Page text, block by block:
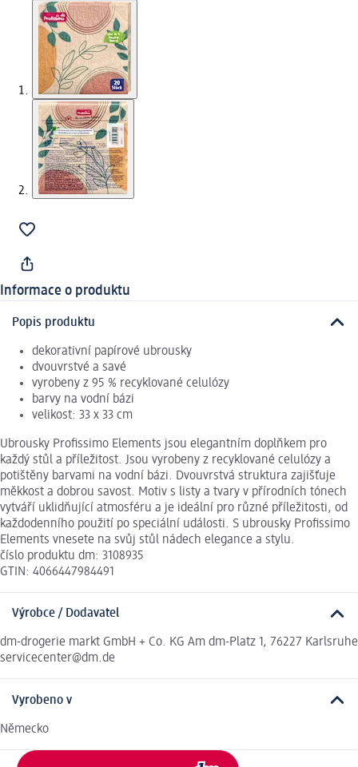
Informace o produktu
Popis produktu
dekorativní papírové ubrousky
dvouvrstvé a savé
vyrobeny z 95 % recyklované celulózy
barvy na vodní bázi
velikost: 33 x 33 cm
Ubrousky Profissimo Elements jsou elegantním doplňkem pro
každý stůl a příležitost. Jsou vyrobeny z recyklované celulózy a
potištěny barvami na vodní bázi. Dvouvrstvá struktura zajišťuje
měkkost a dobrou savost. Motiv s listy a tvary v přírodních tónech
vytváří uklidňující atmosféru a je ideální pro různé příležitosti, od
každodenního použití po speciální události. S ubrousky Profissimo
Elements vnesete na svůj stůl nádech elegance a stylu.
číslo produktu dm: 3108935
GTIN: 4066447984491
Výrobce / Dodavatel
dm-drogerie markt GmbH + Co. KG Am dm-Platz 1, 76227 Karlsruhe
servicecenter@dm.de
Vyrobeno v
Německo